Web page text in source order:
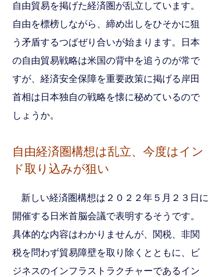
自由貿易を掲げた経済圏が乱立しています。
自由を標榜しながら、締め出しをひそかに狙
う矛盾するつばぜり合いが始まります。日本
の自由貿易戦略は米国の背中を追うのが常で
すが、経済安全保障を重要政策に掲げる岸田
首相は日本独自の戦略を懐に秘めているので
しょうか。
自由経済圏構想は乱立、今度はイン
ド取り込みが狙い
新しい経済圏構想は ２０２２年５月２３日に
開催する日米首脳会議で表明するそうです。
具体的な内容はわかりませんが、関税、非関
税を問わず貿易障壁を取り除くとともに、ビ
ジネスのインフラストラクチャーであるイン